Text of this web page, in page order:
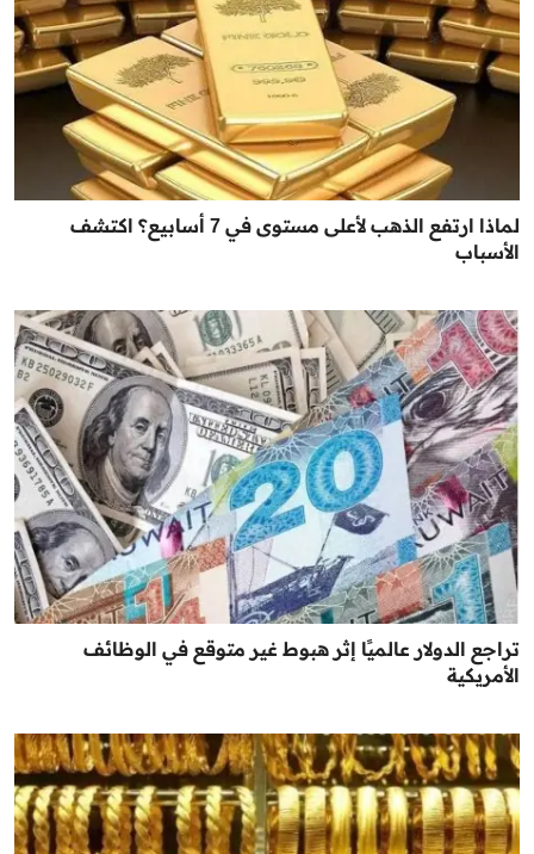
لماذا ارتفع الذهب لأعلى مستوى في 7 أسابيع؟ اكتشف
الأسباب
تراجع الدولار عالميًا إثر هبوط غير متوقع في الوظائف
الأمريكية